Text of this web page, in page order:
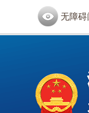
无障碍